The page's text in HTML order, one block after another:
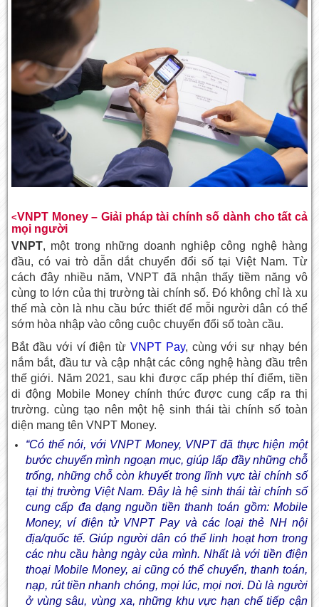
<VNPT Money – Giải pháp tài chính số dành cho tất cả
mọi người
VNPT, một trong những doanh nghiệp công nghệ hàng
đầu, có vai trò dẫn dắt chuyển đổi số tại Việt Nam. Từ
cách đây nhiều năm, VNPT đã nhận thấy tiềm năng vô
cùng to lớn của thị trường tài chính số. Đó không chỉ là xu
thế mà còn là nhu cầu bức thiết để mỗi người dân có thể
sớm hòa nhập vào công cuộc chuyển đổi số toàn cầu.
Bắt đầu với ví điện từ VNPT Pay, cùng với sự nhạy bén
nắm bắt, đầu tư và cập nhật các công nghệ hàng đầu trên
thế giới. Năm 2021, sau khi được cấp phép thí điểm, tiền
di động Mobile Money chính thức được cung cấp ra thị
trường. cùng tạo nên một hệ sinh thái tài chính số toàn
diện mang tên VNPT Money.
“Có thể nói, với VNPT Money, VNPT đã thực hiện một
bước chuyển mình ngoạn mục, giúp lấp đầy những chỗ
trống, những chỗ còn khuyết trong lĩnh vực tài chính số
tại thị trường Việt Nam. Đây là hệ sinh thái tài chính số
cung cấp đa dạng nguồn tiền thanh toán gồm: Mobile
Money, ví điện tử VNPT Pay và các loại thẻ NH nội
địa/quốc tế. Giúp người dân có thể linh hoạt hơn trong
các nhu cầu hàng ngày của mình. Nhất là với tiền điện
thoại Mobile Money, ai cũng có thể chuyển, thanh toán,
nạp, rút tiền nhanh chóng, mọi lúc, mọi nơi. Dù là người
ở vùng sâu, vùng xa, những khu vực hạn chế tiếp cận